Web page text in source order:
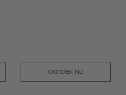
ONTDEK NU